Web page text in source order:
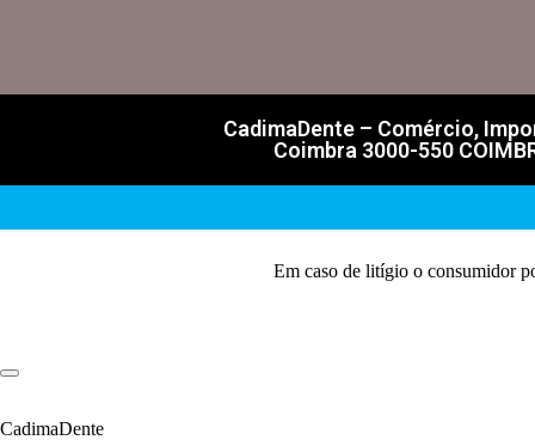
CadimaDente – Comércio,
Coimbra 3000-550
Em caso de litígio o consumidor
CadimaDente